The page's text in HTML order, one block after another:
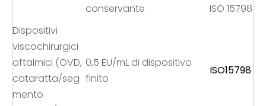
conservante
ISO 15798
Dispositivi
viscochirurgici
oftalmici (OVD,
cataratta/seg
mento
0,5 EU/mL di dispositivo
finito
ISO15798